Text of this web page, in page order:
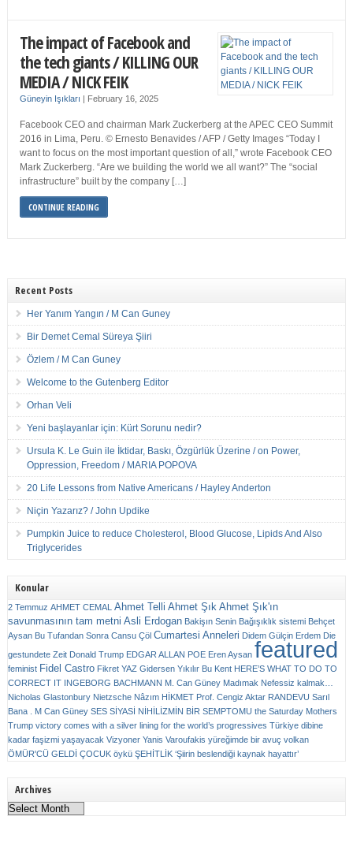
The impact of Facebook and
the tech giants / KILLING OUR
MEDIA / NICK FEIK
Güneyin Işıkları | February 16, 2025
Facebook CEO and chairman Mark Zuckerberg at the APEC CEO Summit
2016 in Lima, Peru. © Ernesto Benavides / AFP / Getty Images “Today I
want to focus on the most important question of all,” wrote Facebook CEO
Mark Zuckerberg. “Are we building the world we all want?” The “social
infrastructure” built by the company […]
CONTINUE READING
Recent Posts
Her Yanım Yangın / M Can Guney
Bir Demet Cemal Süreya Şiiri
Özlem / M Can Guney
Welcome to the Gutenberg Editor
Orhan Veli
Yeni başlayanlar için: Kürt Sorunu nedir?
Ursula K. Le Guin ile İktidar, Baskı, Özgürlük Üzerine / on Power,
Oppression, Freedom / MARIA POPOVA
20 Life Lessons from Native Americans / Hayley Anderton
Niçin Yazarız? / John Updike
Pumpkin Juice to reduce Cholesterol, Blood Glucose, Lipids And Also
Triglycerides
Konular
2 Temmuz AHMET CEMAL Ahmet Telli Ahmet Şık Ahmet Şık'ın
savunmasının tam metni Asli Erdogan Bakişın Senin Bağışıklık sistemi Behçet
Aysan Bu Tufandan Sonra Cansu Çöl Cumartesi Anneleri Didem Gülçin Erdem Die
gestundete Zeit Donald Trump EDGAR ALLAN POE Eren Aysan featured
feminist Fidel Castro Fikret YAZ Gidersen Yıkılır Bu Kent HERE’S WHAT TO DO TO
CORRECT IT INGEBORG BACHMANN M. Can Güney Madımak Nefessiz kalmak…
Nicholas Glastonbury Nietzsche Nâzım HİKMET Prof. Cengiz Aktar RANDEVU Sarıl
Bana . M Can Güney SES SİYASİ NİHİLİZMİN BİR SEMPTOMU the Saturday Mothers
Trump victory comes with a silver lining for the world’s progressives Türkiye dibine
kadar faşizmi yaşayacak Vizyoner Yanis Varoufakis yüreğimde bir avuç volkan
ÖMÜR'CÜ GELDİ ÇOCUK öykü ŞEHİTLİK ‘Şiirin beslendiği kaynak hayattır’
Archives
Archives